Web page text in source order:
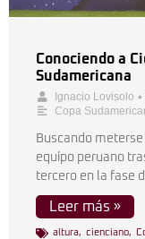
Conociendo a
Sudamericana
Ignacio Lovisolo •
Copa
Buscando
equipo peruano
tercero en la fase
Leer más »
altura, cienciano,